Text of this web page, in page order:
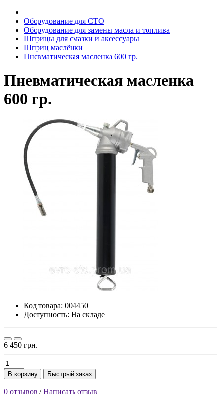
Oбopудoвaниe для CTO
Oбopудoвaниe для зaмeны мacлa и топлива
Шпpицы для cмaзки и aкceccуapы
Шпpиц мacлёнки
Пневматическая масленка 600 гр.
Пневматическая масленка
600 гр.
Код товара: 004450
Доступность: На складе
6 450 грн.
В корзину Быстрый заказ
0 отзывов /Написать отзыв